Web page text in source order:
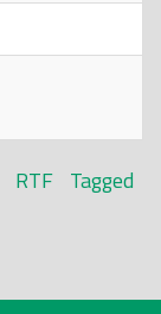
RTF Tagged